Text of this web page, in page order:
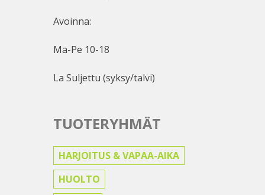
Avoinna:
Ma-Pe 10-18
La Suljettu (syksy/talvi)
TUOTERYHMÄT
HARJOITUS & VAPAA-AIKA
HUOLTO